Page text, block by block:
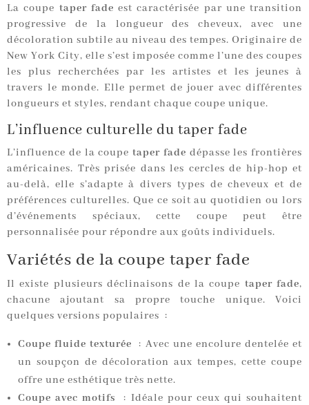
La coupe taper fade est caractérisée par une transition
progressive de la longueur des cheveux, avec une
décoloration subtile au niveau des tempes. Originaire de
New York City, elle s’est imposée comme l’une des coupes
les plus recherchées par les artistes et les jeunes à
travers le monde. Elle permet de jouer avec différentes
longueurs et styles, rendant chaque coupe unique.
L’influence culturelle du taper fade
L’influence de la coupe taper fade dépasse les frontières
américaines. Très prisée dans les cercles de hip-hop et
au-delà, elle s’adapte à divers types de cheveux et de
préférences culturelles. Que ce soit au quotidien ou lors
d’événements spéciaux, cette coupe peut être
personnalisée pour répondre aux goûts individuels.
Variétés de la coupe taper fade
Il existe plusieurs déclinaisons de la coupe taper fade,
chacune ajoutant sa propre touche unique. Voici
quelques versions populaires :
Coupe fluide texturée : Avec une encolure dentelée et
un soupçon de décoloration aux tempes, cette coupe
offre une esthétique très nette.
Coupe avec motifs : Idéale pour ceux qui souhaitent